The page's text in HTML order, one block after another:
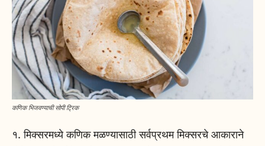
कणिक भिजवण्याची सोपी ट्रिक
१. मिक्सरमध्ये कणिक मळण्यासाठी सर्वप्रथम मिक्सरचे आकाराने